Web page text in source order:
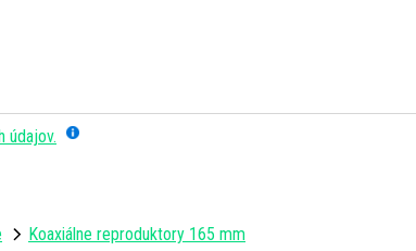
údajov.
Koaxiálne reproduktory 165 mm